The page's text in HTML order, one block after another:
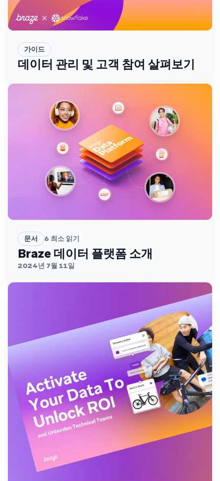
가이드
데이터 관리 및 고객 참여 살펴보기
문서 6 최소 읽기
Braze 데이터 플랫폼 소개
2024년 7월 11일